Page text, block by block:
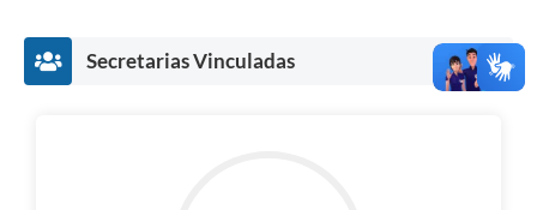
Secretarias Vinculadas